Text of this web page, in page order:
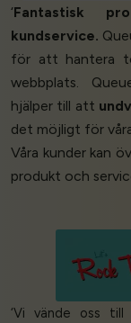
‘Fantastisk
kundservice.
för att hantera
webbplats.
hjälper till att
det möjligt för
Våra kunder kan
produkt och
‘Vi vände oss